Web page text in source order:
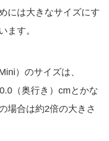
には大きなサイズにす
ます。
）のサイズは、
（奥行き）cmとかな
場合は約2倍の大きさ